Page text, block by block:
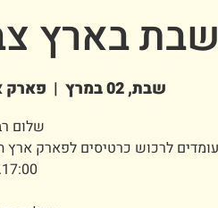
בארץ צבי - 2
שבת, 02 במרץ
  |
פארק